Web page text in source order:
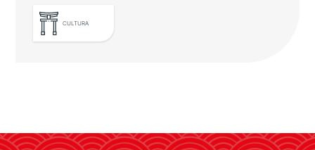
LEER MÁS
CULTURA